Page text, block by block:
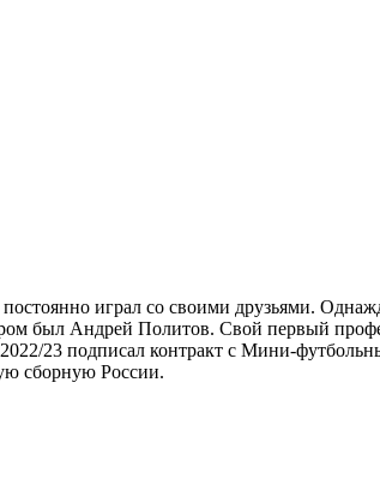
играл со своими друзьями.
был Андрей Политов. Свой первый
23 подписал контракт с Мини-
сборную России.